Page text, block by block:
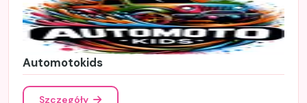
Automotokids
Szczegóły